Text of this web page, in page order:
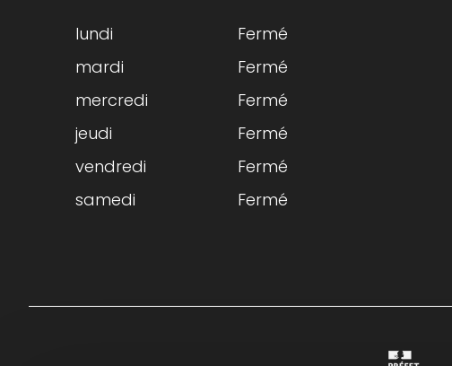
lundi
mardi
mercredi
jeudi
vendredi
samedi
Fermé
Fermé
Fermé
Fermé
Fermé
Fermé